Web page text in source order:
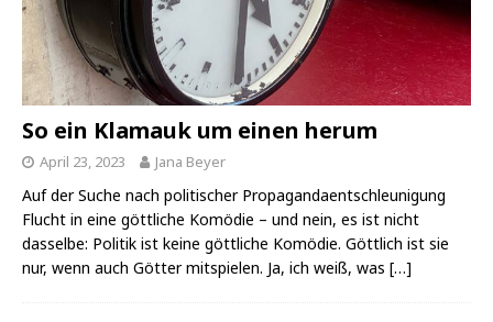
So ein Klamauk um einen herum
April 23, 2023 Jana Beyer
Auf der Suche nach politischer Propagandaentschleunigung
Flucht in eine göttliche Komödie – und nein, es ist nicht
dasselbe: Politik ist keine göttliche Komödie. Göttlich ist sie
nur, wenn auch Götter mitspielen. Ja, ich weiß, was […]